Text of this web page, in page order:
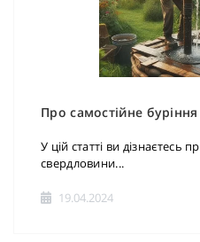
Про самостійне
У цій статті ви дізнаєтесь
свердловини...
19.04.2024